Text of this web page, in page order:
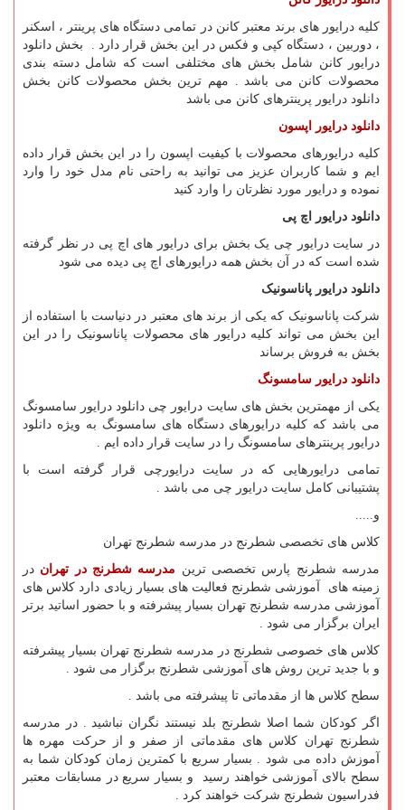
کلیه درایور های برند معتبر کانن در تمامی دستگاه های پرینتر ، اسکنر
، دوربین ، دستگاه کپی و فکس در این بخش قرار دارد . بخش دانلود
درایور کانن شامل بخش های مختلفی است که شامل دسته بندی
محصولات کانن می باشد . مهم ترین بخش محصولات کانن بخش
دانلود درایور پرینترهای کانن می باشد
دانلود درایور اپسون
کلیه درایورهای محصولات با کیفیت اپسون را در این بخش قرار داده
ایم و شما کاربران عزیز می توانید به راحتی نام مدل خود را وارد
نموده و درایور مورد نظرتان را وارد کنید
دانلود درایور اچ پی
در سایت درایور چی یک بخش برای درایور های اچ پی در نظر گرفته
شده است که در آن بخش همه درایورهای اچ پی دیده می شود
دانلود درایور پاناسونیک
شرکت پاناسونیک که یکی از برند های معتبر در دنیاست با استفاده از
این بخش می تواند کلیه درایور های محصولات پاناسونیک را در این
بخش به فروش برساند
دانلود درایور سامسونگ
یکی از مهمترین بخش های سایت درایور چی دانلود درایور سامسونگ
می باشد که کلیه درایورهای دستگاه های سامسونگ به ویژه دانلود
درایور پرینترهای سامسونگ را در سایت قرار داده ایم .
تمامی درایورهایی که در سایت درایورچی قرار گرفته است با
پشتیبانی کامل سایت درایور چی می باشد .
و.....
کلاس های تخصصی شطرنج در مدرسه شطرنج تهران
مدرسه شطرنج پارس تخصصی ترین مدرسه شطرنج در تهران در
زمینه های آموزشی شطرنج فعالیت های بسیار زیادی دارد کلاس های
آموزشی مدرسه شطرنج تهران بسیار پیشرفته و با حضور اساتید برتر
ایران برگزار می شود .
کلاس های خصوصی شطرنج در مدرسه شطرنج تهران بسیار پیشرفته
و با جدید ترین روش های آموزشی شطرنج برگزار می شود .
سطح کلاس ها از مقدماتی تا پیشرفته می باشد .
اگر کودکان شما اصلا شطرنج بلد نیستند نگران نباشید . در مدرسه
شطرنج تهران کلاس های مقدماتی از صفر و از حرکت مهره ها
آموزش داده می شود . بسیار سریع با کمترین زمان کودکان شما به
سطح بالای آموزشی خواهند رسید و بسیار سریع در مسابقات معتبر
فدراسیون شطرنج شرکت خواهند کرد .